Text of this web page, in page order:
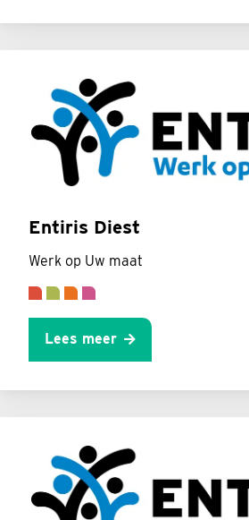
Entiris Diest
Werk op Uw maat
Lees meer